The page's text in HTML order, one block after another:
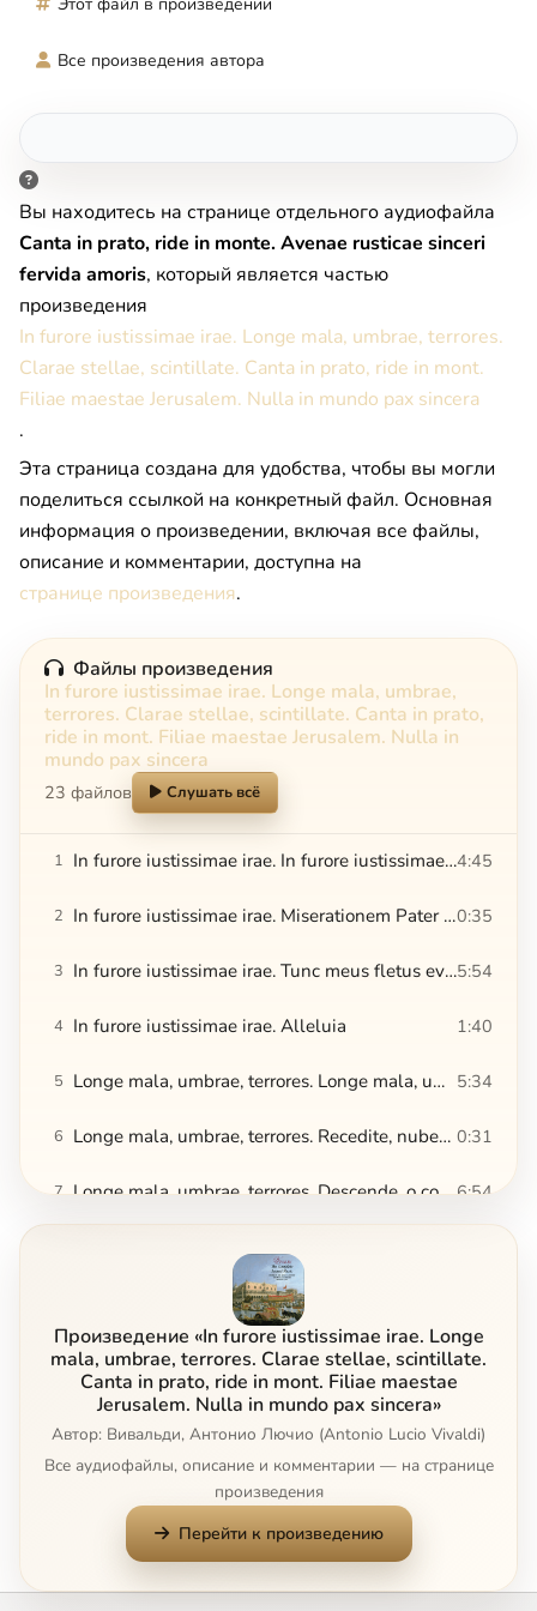
Все произведения автора
Вы находитесь на странице отдельного аудиофайла
Canta in prato, ride in monte. Avenae rusticae sinceri
fervida amoris, который является частью
произведения
In furore iustissimae irae. Longe mala, umbrae, terrores.
Clarae stellae, scintillate. Canta in prato, ride in mont.
Filiae maestae Jerusalem. Nulla in mundo pax sincera
.
Эта страница создана для удобства, чтобы вы могли
поделиться ссылкой на конкретный файл. Основная
информация о произведении, включая все файлы,
описание и комментарии, доступна на
странице произведения.
Файлы произведения
In furore iustissimae irae. Longe mala, umbrae,
terrores. Clarae stellae, scintillate. Canta in prato,
ride in mont. Filiae maestae Jerusalem. Nulla in
mundo pax sincera
23 файлов Слушать всё
1 In furore iustissimae irae. In furore iustissimae irae4:45
2 In furore iustissimae irae. Miserationem Pater piissime0:35
3 In furore iustissimae irae. Tunc meus fletus evadet laetus5:54
4 In furore iustissimae irae. Alleluia 1:40
5 Longe mala, umbrae, terrores. Longe mala, umbrae, terrores 5:34
6 Longe mala, umbrae, terrores. Recedite, nubes et fulgura 0:31
7 Longe mala, umbrae, terrores. Descende, o coeli vox 6:54
10 Clarae stellae, scintillate. Coeli repleti iam novo splendore 0:41
Clarae stellae, scintillate. Nunc iubilare
12 Clarae stellae, scintillate. Alleluia 2:24
Произведение «In furore iustissimae irae. Longe
mala, umbrae, terrores. Clarae stellae, scintillate.
Canta in prato, ride in mont. Filiae maestae
Jerusalem. Nulla in mundo pax sincera»
Автор: Вивальди, Антонио Лючио (Antonio Lucio Vivaldi)
Все аудиофайлы, описание и комментарии — на странице
произведения
Перейти к произведению